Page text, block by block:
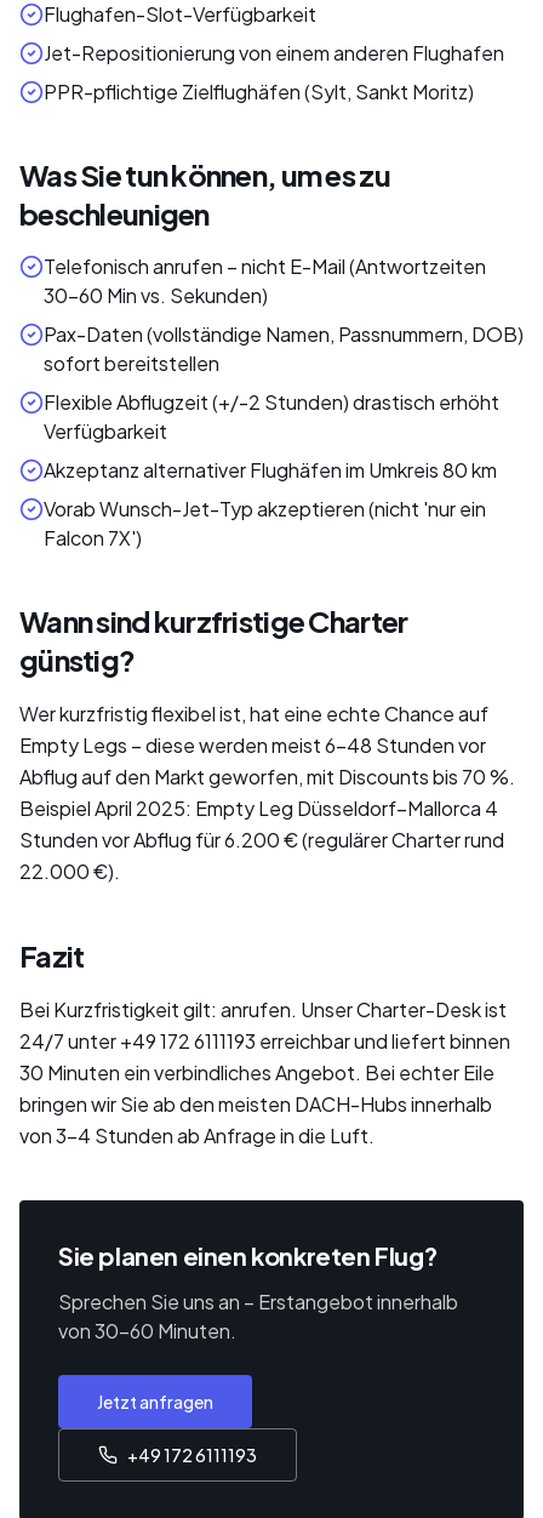
Flughafen-Slot-Verfügbarkeit
Jet-Repositionierung von einem anderen Flughafen
PPR-pflichtige Zielflughäfen (Sylt, Sankt Moritz)
Was Sie tun können, um es zu
beschleunigen
Telefonisch anrufen – nicht E-Mail (Antwortzeiten
30–60 Min vs. Sekunden)
Pax-Daten (vollständige Namen, Passnummern, DOB)
sofort bereitstellen
Flexible Abflugzeit (+/-2 Stunden) drastisch erhöht
Verfügbarkeit
Akzeptanz alternativer Flughäfen im Umkreis 80 km
Vorab Wunsch-Jet-Typ akzeptieren (nicht 'nur ein
Falcon 7X')
Wann sind kurzfristige Charter
günstig?
Wer kurzfristig flexibel ist, hat eine echte Chance auf
Empty Legs – diese werden meist 6–48 Stunden vor
Abflug auf den Markt geworfen, mit Discounts bis 70 %.
Beispiel April 2025: Empty Leg Düsseldorf–Mallorca 4
Stunden vor Abflug für 6.200 € (regulärer Charter rund
22.000 €).
Fazit
Bei Kurzfristigkeit gilt: anrufen. Unser Charter-Desk ist
24/7 unter +49 172 6111193 erreichbar und liefert binnen
30 Minuten ein verbindliches Angebot. Bei echter Eile
bringen wir Sie ab den meisten DACH-Hubs innerhalb
von 3–4 Stunden ab Anfrage in die Luft.
Sie planen einen konkreten Flug?
Sprechen Sie uns an – Erstangebot innerhalb
von 30–60 Minuten.
Jetzt anfragen
+49 172 6111193